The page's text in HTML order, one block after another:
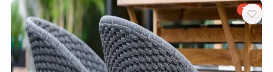
15%